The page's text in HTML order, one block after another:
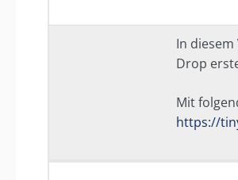
In
Drop
Mit
https://